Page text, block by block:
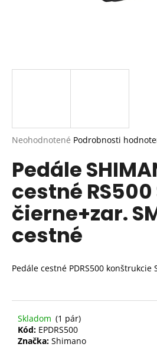
Priemerné
produktu
je
z
5
hviezdičiek.
Neohodnotené Podrobnosti
Pedále
cestné RS500
čierne+zar.
cestné
Pedále cestné PDRS500 konštrukcie
Skladom (1 pár)
Kód: EPDRS500
Značka: Shimano